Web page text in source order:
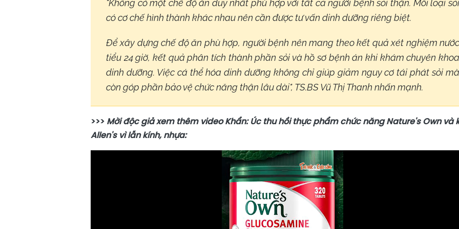
"Không có một chế độ ăn duy nhất phù hợp với tất cả người bệnh sỏi thận. Mỗi loại sỏi
có cơ chế hình thành khác nhau nên cần được tư vấn dinh dưỡng riêng biệt.
Để xây dựng chế độ ăn phù hợp, người bệnh nên mang theo kết quả xét nghiệm nước
tiểu 24 giờ, kết quả phân tích thành phần sỏi và hồ sơ bệnh án khi khám chuyên khoa
dinh dưỡng. Việc cá thể hóa dinh dưỡng không chỉ giúp giảm nguy cơ tái phát sỏi mà
còn góp phần bảo vệ chức năng thận lâu dài", TS.BS Vũ Thị Thanh nhấn mạnh.
>>> Mời độc giả xem thêm video Khẩn: Úc thu hồi thực phẩm chức năng Nature's Own và
Allen's vì lẫn kính, nhựa: